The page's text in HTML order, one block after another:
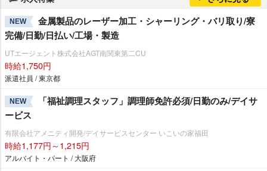
NEW
金属製品のレーザー加工・シャーリング・バリ取り/寮
完備/日勤/日払い/工場・製造
UTエージェント株式会社AGT南関東第二CU
時給1,750円
派遣社員 / 東京都
NEW
「福祉調理スタッフ」調理師免許必須/日勤のみ/デイサ
ービス
有限会社アメニティ開発/デイサービスセンター いこいの家福田
時給1,177円～1,215円
アルバイト・パート / 大阪府